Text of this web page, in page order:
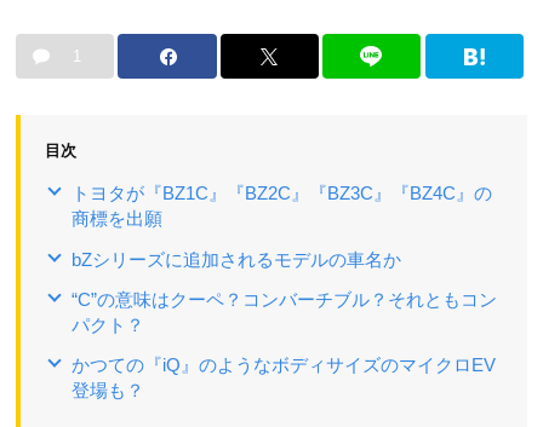
1
目次
トヨタが『BZ1C』『BZ2C』『BZ3C』『BZ4C』の
商標を出願
bZシリーズに追加されるモデルの車名か
“C”の意味はクーペ？コンバーチブル？それともコン
パクト？
かつての『iQ』のようなボディサイズのマイクロEV
登場も？